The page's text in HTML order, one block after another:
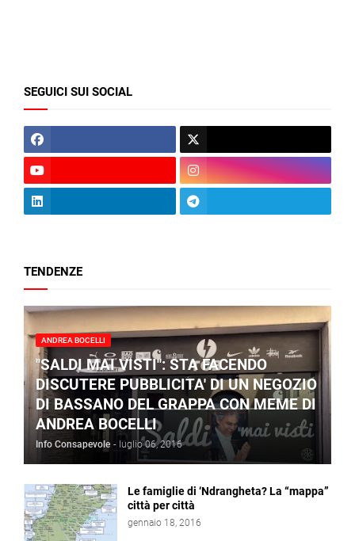
SEGUICI SUI SOCIAL
TENDENZE
ANDREA BOCELLI
"SALDI MAI VISTI": STA FACENDO
DISCUTERE PUBBLICITA' DI UN NEGOZIO
DI BASSANO DEL GRAPPA CON MEME DI
ANDREA BOCELLI
Info Consapevole - luglio 06, 2016
Le famiglie di ‘Ndrangheta? La “mappa”
città per città
gennaio 18, 2016